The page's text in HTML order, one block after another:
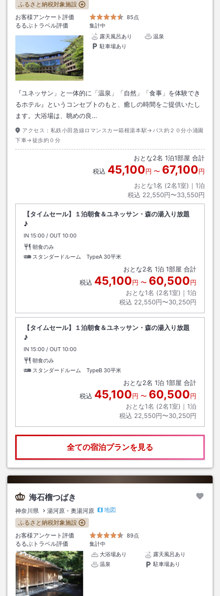
ふるさと納税対象施設
お客様アンケート評価
85点
るるぶトラベル評価
集計中
露天風呂あり
温泉
駐車場あり
『ユネッサン」と一体的に「温泉」「自然」「食事」を体験でき
るホテル』というコンセプトのもと、癒しの時間をご提供いたし
ます。大浴場は、眺めの良…
アクセス： 私鉄小田急線ロマンスカー箱根湯本駅→バス約２０分小涌園
下車→徒歩約０分
おとな2名 1泊1部屋 合計
税込 45,100円 〜 67,100円
おとな1名 (2名1室)｜ 1泊
税込 22,550円〜33,550円
【タイムセール】１泊朝食＆ユネッサン・森の湯入り放題
♪
IN チェックイン
15:00 / OUT チェックアウト
10:00
朝食のみ
スタンダードルーム TypeA 30平米
おとな2名 1泊 1部屋 合計
税込 45,100円 〜 60,500円
おとな1名 (2名1室)｜ 1泊
税込 22,550円〜30,250円
【タイムセール】１泊朝食＆ユネッサン・森の湯入り放題
♪
IN チェックイン
15:00 / OUT チェックアウト
10:00
朝食のみ
スタンダードルーム TypeB 30平米
おとな2名 1泊 1部屋 合計
税込 45,100円 〜 60,500円
おとな1名 (2名1室)｜ 1泊
税込 22,550円〜30,250円
全ての宿泊プランを見る
海石榴つばき
神奈川県 湯河原・奥湯河原
地図
ふるさと納税対象施設
お客様アンケート評価
89点
るるぶトラベル評価
集計中
大浴場あり
露天風呂あり
温泉
駐車場あり